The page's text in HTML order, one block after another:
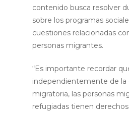
contenido busca resolver
sobre los programas
cuestiones relacionadas
personas migrantes.
“Es importante recordar
independientemente de la
migratoria, las personas
refugiadas tienen